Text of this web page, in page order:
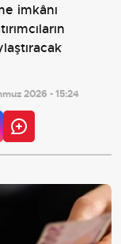
imkânı
2026 - 15:24